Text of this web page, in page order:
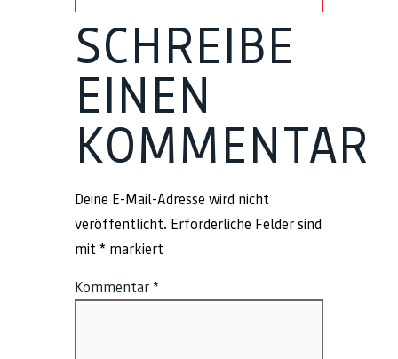
SCHREIBE
EINEN
KOMMENTAR
Deine E-Mail-Adresse wird nicht
veröffentlicht. Erforderliche Felder sind
mit * markiert
Kommentar *